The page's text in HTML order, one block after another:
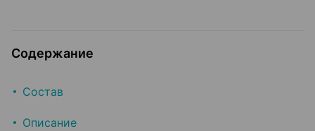
Содержание
Состав
Описание